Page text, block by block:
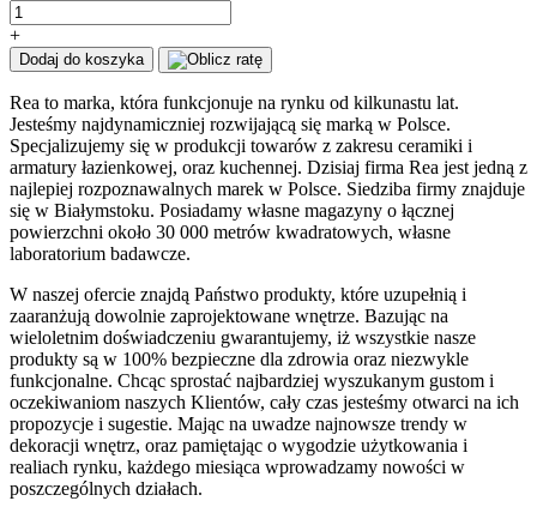
+
Dodaj do koszyka
Rea to marka, która funkcjonuje na rynku od kilkunastu lat.
Jesteśmy najdynamiczniej rozwijającą się marką w Polsce.
Specjalizujemy się w produkcji towarów z zakresu ceramiki i
armatury łazienkowej, oraz kuchennej. Dzisiaj firma Rea jest jedną z
najlepiej rozpoznawalnych marek w Polsce. Siedziba firmy znajduje
się w Białymstoku. Posiadamy własne magazyny o łącznej
powierzchni około 30 000 metrów kwadratowych, własne
laboratorium badawcze.
W naszej ofercie znajdą Państwo produkty, które uzupełnią i
zaaranżują dowolnie zaprojektowane wnętrze. Bazując na
wieloletnim doświadczeniu gwarantujemy, iż wszystkie nasze
produkty są w 100% bezpieczne dla zdrowia oraz niezwykle
funkcjonalne. Chcąc sprostać najbardziej wyszukanym gustom i
oczekiwaniom naszych Klientów, cały czas jesteśmy otwarci na ich
propozycje i sugestie. Mając na uwadze najnowsze trendy w
dekoracji wnętrz, oraz pamiętając o wygodzie użytkowania i
realiach rynku, każdego miesiąca wprowadzamy nowości w
poszczególnych działach.